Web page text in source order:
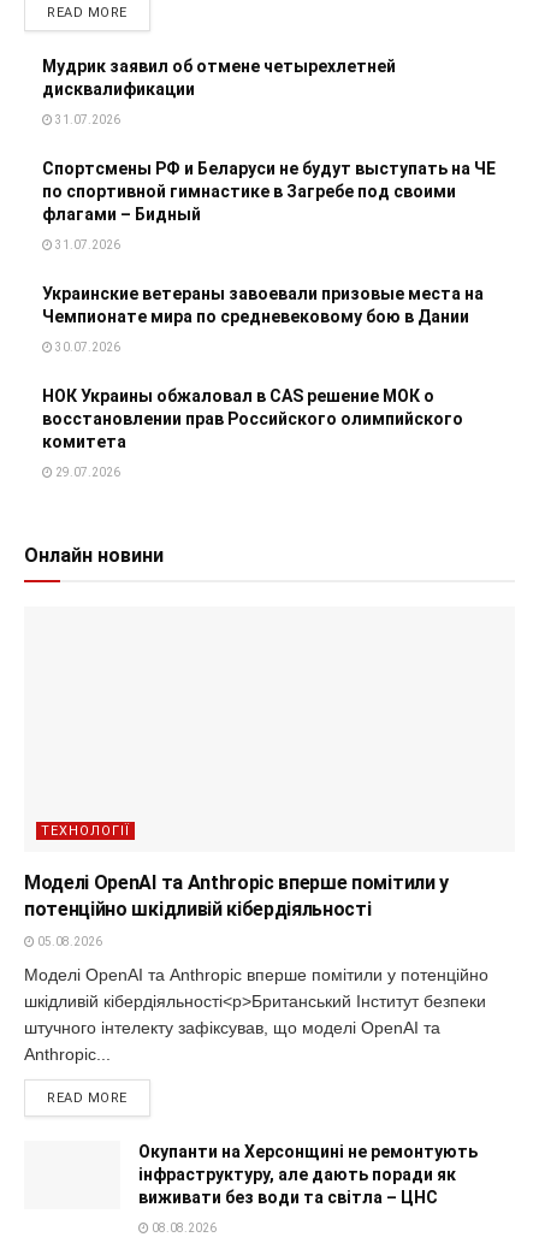
READ MORE
Мудрик заявил об отмене четырехлетней
дисквалификации
31.07.2026
Спортсмены РФ и Беларуси не будут выступать на ЧЕ
по спортивной гимнастике в Загребе под своими
флагами – Бидный
31.07.2026
Украинские ветераны завоевали призовые места на
Чемпионате мира по средневековому бою в Дании
30.07.2026
НОК Украины обжаловал в CAS решение МОК о
восстановлении прав Российского олимпийского
комитета
29.07.2026
Онлайн новини
ТЕХНОЛОГІЇ
Моделі OpenAI та Anthropic вперше помітили у
потенційно шкідливій кібердіяльності
05.08.2026
Моделі OpenAI та Anthropic вперше помітили у потенційно
шкідливій кібердіяльності<p>Британський Інститут безпеки
штучного інтелекту зафіксував, що моделі OpenAI та
Anthropic...
READ MORE
Окупанти на Херсонщині не ремонтують
інфраструктуру, але дають поради як
виживати без води та світла – ЦНС
08.08.2026